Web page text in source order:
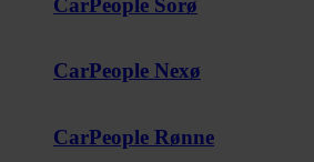
CarPeople Sorø
CarPeople Nexø
CarPeople Rønne